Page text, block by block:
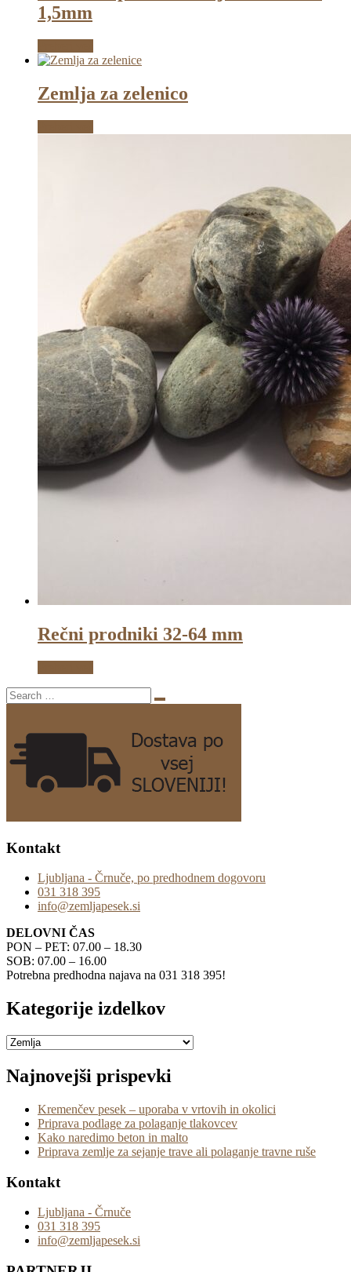
1,5mm
Zemlja za zelenico
Rečni prodniki 32-64 mm
Kontakt
Ljubljana - Črnuče, po predhodnem dogovoru
031 318 395
info@zemljapesek.si
DELOVNI ČAS
PON – PET: 07.00 – 18.30
SOB: 07.00 – 16.00
Potrebna predhodna najava na 031 318 395!
Kategorije izdelkov
Najnovejši prispevki
Kremenčev pesek – uporaba v vrtovih in okolici
Priprava podlage za polaganje tlakovcev
Kako naredimo beton in malto
Priprava zemlje za sejanje trave ali polaganje travne ruše
Kontakt
Ljubljana - Črnuče
031 318 395
info@zemljapesek.si